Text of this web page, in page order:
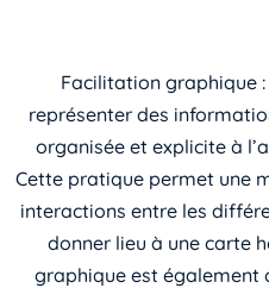
Facilitation graphique
représenter des
organisée et explicite à
Cette pratique permet une
interactions entre les
donner lieu à une carte
graphique est également